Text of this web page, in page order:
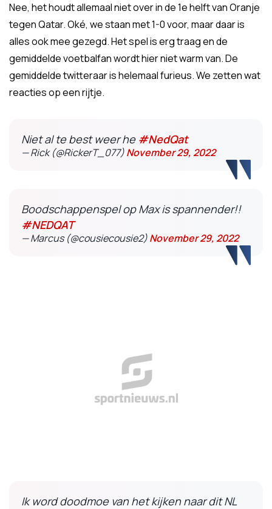
Nee, het houdt allemaal niet over in de 1e helft van Oranje
tegen Qatar. Oké, we staan met 1-0 voor, maar daar is
alles ook mee gezegd. Het spel is erg traag en de
gemiddelde voetbalfan wordt hier niet warm van. De
gemiddelde twitteraar is helemaal furieus. We zetten wat
reacties op een rijtje.
Niet al te best weer he #NedQat
— Rick (@RickerT_077)November 29, 2022
Boodschappenspel op Max is spannender!!
#NEDQAT
— Marcus (@cousiecousie2)November 29, 2022
Ik word doodmoe van het kijken naar dit NL